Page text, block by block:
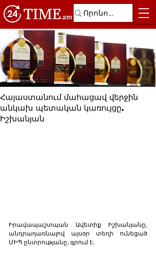
Հայաստանում մահացավ վերջին
անկախ պետական կառույցը.
Իշխանյան
Իրավապաշտպան Ավետիք Իշխանյանը,
անդրադառնալով այսօր տեղի ունեցած
ՄԻՊ ընտրությանը, գրում է․